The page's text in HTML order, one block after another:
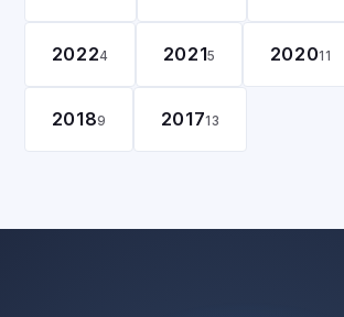
20224 20215 202011
20189 201713